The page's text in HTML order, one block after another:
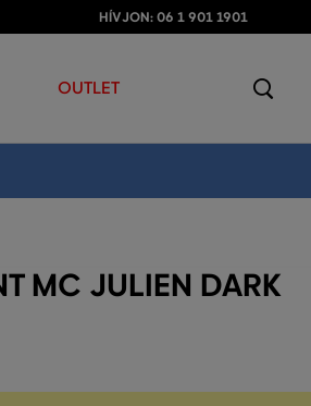
HÍVJON: 06 1 901 1901
OUTLET
MC JULIEN DARK